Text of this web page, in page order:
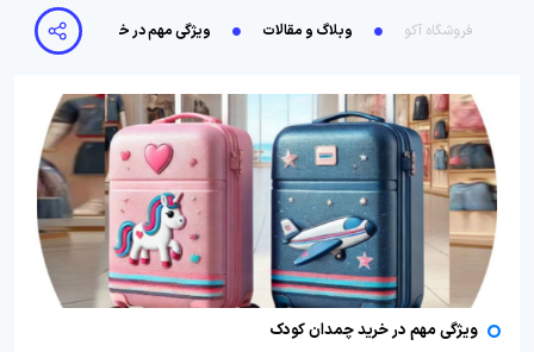
فروشگاه آکو وبلاگ و مقالات ویژگی مهم در خرید چمدان کودک
ویژگی مهم در خرید چمدان کودک